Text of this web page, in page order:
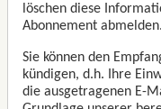
löschen diese
Abonnement abmelden.
Sie können den
kündigen, d.h. Ihre
die ausgetragenen E-